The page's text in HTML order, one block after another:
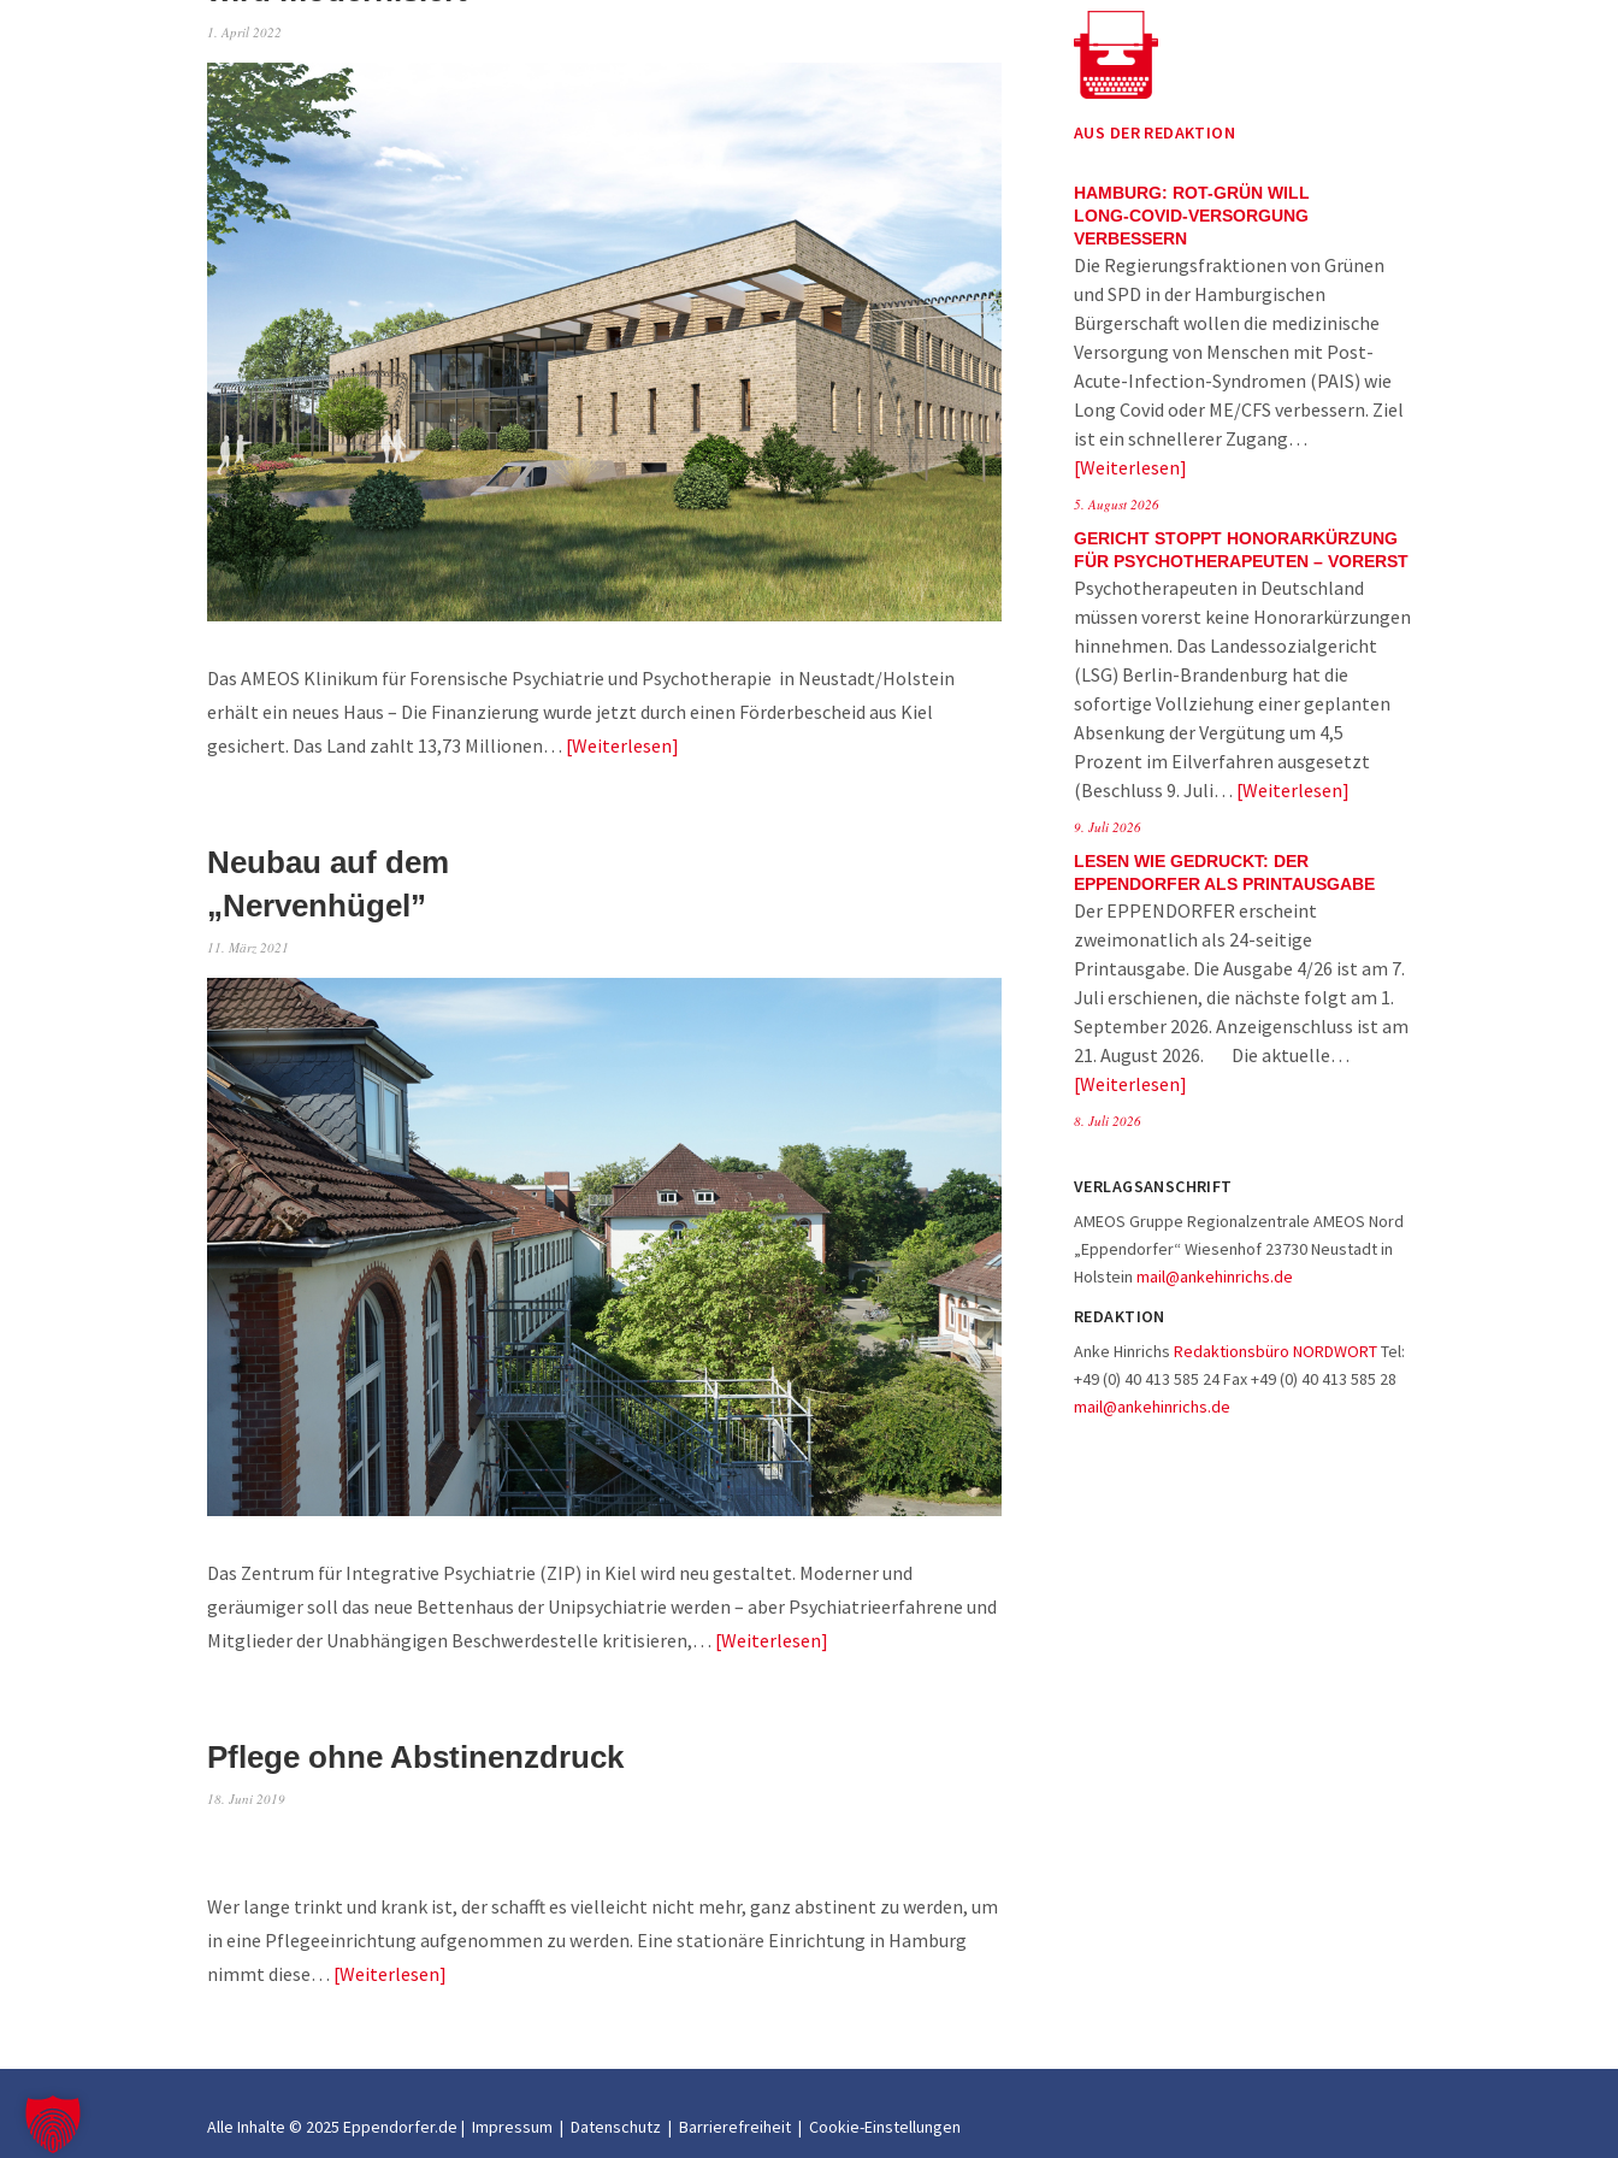
1. April 2022
Das AMEOS Klinikum für Forensische Psychiatrie und Psychotherapie in Neustadt/Holstein
erhält ein neues Haus – Die Finanzierung wurde jetzt durch einen Förderbescheid aus Kiel
gesichert. Das Land zahlt 13,73 Millionen… Weiterlesen
Neubau auf dem
„Nervenhügel”
11. März 2021
Das Zentrum für Integrative Psychiatrie (ZIP) in Kiel wird neu gestaltet. Moderner und
geräumiger soll das neue Bettenhaus der Unipsychiatrie werden – aber Psychiatrieerfahrene und
Mitglieder der Unabhängigen Beschwerdestelle kritisieren,… Weiterlesen
Pflege ohne Abstinenzdruck
18. Juni 2019
Wer lange trinkt und krank ist, der schafft es vielleicht nicht mehr, ganz abstinent zu werden, um
in eine Pflegeeinrichtung aufgenommen zu werden. Eine stationäre Einrichtung in Hamburg
nimmt diese… Weiterlesen
AUS DER REDAKTION
HAMBURG: ROT-GRÜN WILL
LONG-COVID-VERSORGUNG
VERBESSERN
Die Regierungsfraktionen von Grünen
und SPD in der Hamburgischen
Bürgerschaft wollen die medizinische
Versorgung von Menschen mit Post-
Acute-Infection-Syndromen (PAIS) wie
Long Covid oder ME/CFS verbessern. Ziel
ist ein schnellerer Zugang…
Weiterlesen
5. August 2026
GERICHT STOPPT HONORARKÜRZUNG
FÜR PSYCHOTHERAPEUTEN – VORERST
Psychotherapeuten in Deutschland
müssen vorerst keine Honorarkürzungen
hinnehmen. Das Landessozialgericht
(LSG) Berlin-Brandenburg hat die
sofortige Vollziehung einer geplanten
Absenkung der Vergütung um 4,5
Prozent im Eilverfahren ausgesetzt
(Beschluss 9. Juli… Weiterlesen
9. Juli 2026
LESEN WIE GEDRUCKT: DER
EPPENDORFER ALS PRINTAUSGABE
Der EPPENDORFER erscheint
zweimonatlich als 24-seitige
Printausgabe. Die Ausgabe 4/26 ist am 7.
Juli erschienen, die nächste folgt am 1.
September 2026. Anzeigenschluss ist am
21. August 2026. Die aktuelle…
Weiterlesen
8. Juli 2026
VERLAGSANSCHRIFT
AMEOS Gruppe Regionalzentrale AMEOS Nord
„Eppendorfer“ Wiesenhof 23730 Neustadt in
Holstein mail@ankehinrichs.de
REDAKTION
Anke Hinrichs Redaktionsbüro NORDWORTTel:
+49 (0) 40 413 585 24 Fax +49 (0) 40 413 585 28
mail@ankehinrichs.de
Alle Inhalte © 2025 Eppendorfer.de | Impressum | Datenschutz | Barrierefreiheit | Cookie-Einstellungen